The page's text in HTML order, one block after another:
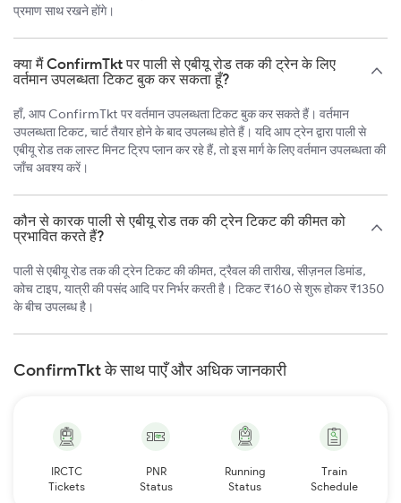
प्रमाण साथ रखने होंगे।
क्या मैं ConfirmTkt पर पाली से एबीयू रोड तक की ट्रेन के लिए
वर्तमान उपलब्धता टिकट बुक कर सकता हूँ?
हाँ, आप ConfirmTkt पर वर्तमान उपलब्धता टिकट बुक कर सकते हैं। वर्तमान
उपलब्धता टिकट, चार्ट तैयार होने के बाद उपलब्ध होते हैं। यदि आप ट्रेन द्वारा पाली से
एबीयू रोड तक लास्ट मिनट ट्रिप प्लान कर रहे हैं, तो इस मार्ग के लिए वर्तमान उपलब्धता की
जाँच अवश्य करें।
कौन से कारक पाली से एबीयू रोड तक की ट्रेन टिकट की कीमत को
प्रभावित करते हैं?
पाली से एबीयू रोड तक की ट्रेन टिकट की कीमत, ट्रैवल की तारीख, सीज़नल डिमांड,
कोच टाइप, यात्री की पसंद आदि पर निर्भर करती है। टिकट ₹160 से शुरू होकर ₹1350
के बीच उपलब्ध है।
ConfirmTkt के साथ पाएँ और अधिक जानकारी
IRCTC
Tickets
PNR
Status
Running
Status
Train
Schedule